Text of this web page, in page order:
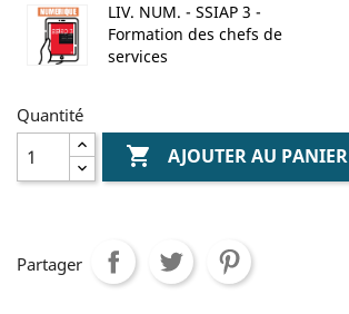
LIV. NUM. - SSIAP 3 -
Formation des chefs de
services
Quantité
 AJOUTER AU PANIER
Partager